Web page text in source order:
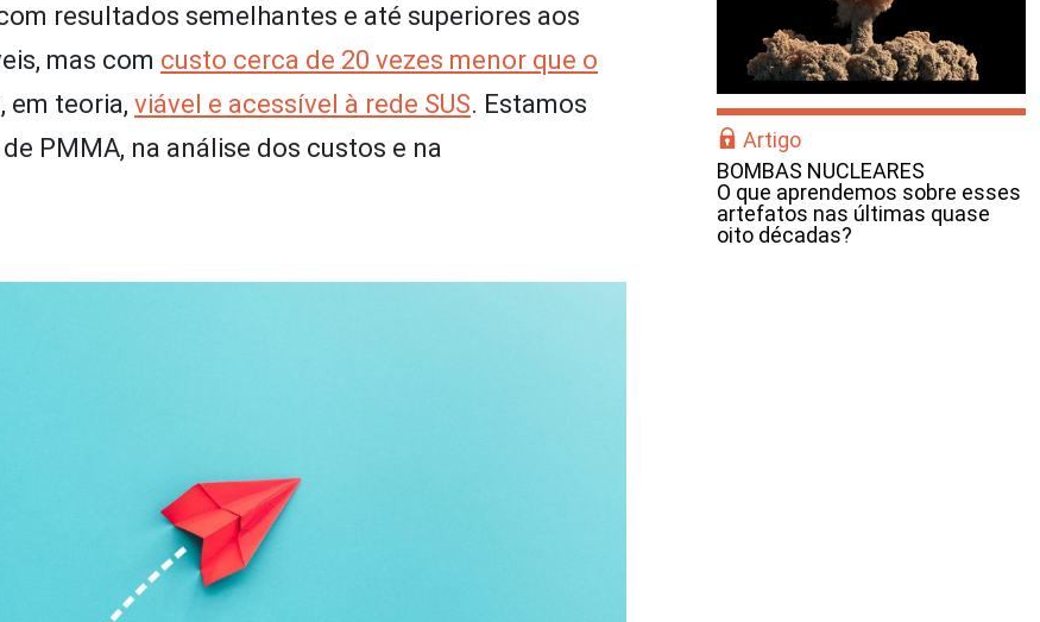
resultados semelhantes e até superiores aos
mas com custo cerca de 20 vezes menor que o
em teoria, viável e acessível à rede SUS. Estamos
PMMA, na análise dos custos e na
Artigo
BOMBAS NUCLEARES
O que aprendemos sobre esses
artefatos nas últimas quase
oito décadas?